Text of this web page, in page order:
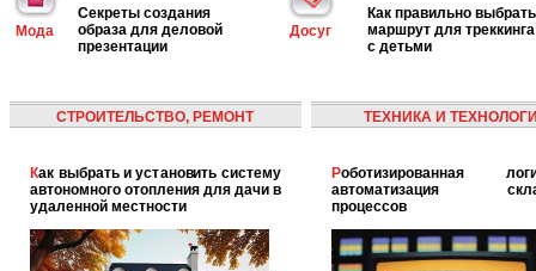
Мода
Секреты создания
образа для деловой
презентации
Досуг
Как правильно выбрать
маршрут для треккинга
с детьми
СТРОИТЕЛЬСТВО, РЕМОНТ
Как выбрать и установить систему
автономного отопления для дачи в
удаленной местности
ТЕХНИКА И
Роботизированная логистика:
автоматизация
процессов